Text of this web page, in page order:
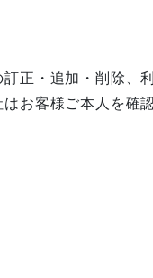
正・追加・削除、
お客様ご本人を確